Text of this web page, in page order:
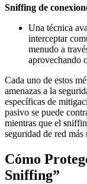
Sniffing de
Una técnica
interceptar
menudo a
aprovechando
Cada uno de estos
amenazas a la
específicas de
pasivo se puede
mientras que el
seguridad de red
Cómo
Sniffing”